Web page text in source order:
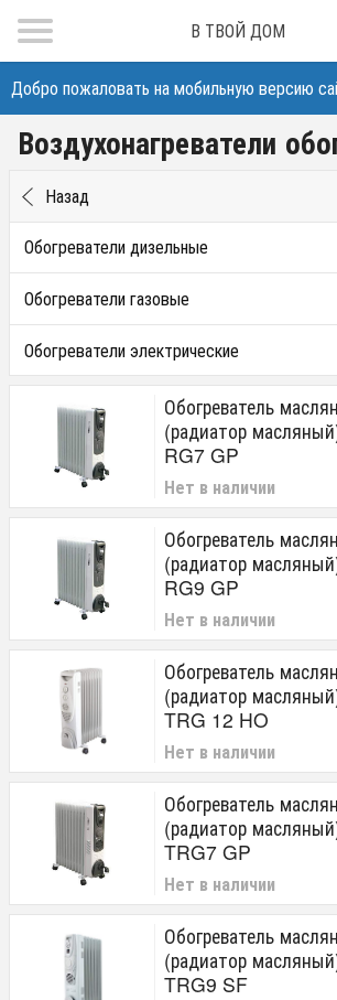
В ТВОЙ ДОМ
Добро пожаловать на мобильную версию
Воздухонагреватели
Назад
Обогреватели дизельные
Обогреватели газовые
Обогреватели электрические
Обогреватель
(радиатор
RG7 GP
Нет в наличии
Обогреватель
(радиатор
RG9 GP
Нет в наличии
Обогреватель
(радиатор
TRG 12 HO
Нет в наличии
Обогреватель
(радиатор
TRG7 GP
Нет в наличии
Обогреватель
(радиатор
TRG9 SF